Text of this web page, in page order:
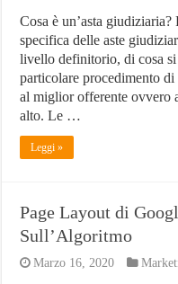
Cosa è un’asta
specifica delle aste
livello definitorio, di cosa si
particolare procedimento
al miglior offerente ovvero
alto. Le …
Leggi »
Page Layout di
Sull’Algoritmo
Marzo 16, 2020